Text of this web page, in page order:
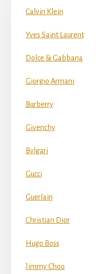
Calvin Klein
Yves Saint Laurent
Dolce & Gabbana
Giorgio Armani
Burberry
Givenchy
Bvlgari
Gucci
Guerlain
Christian Dior
Hugo Boss
Jimmy Choo